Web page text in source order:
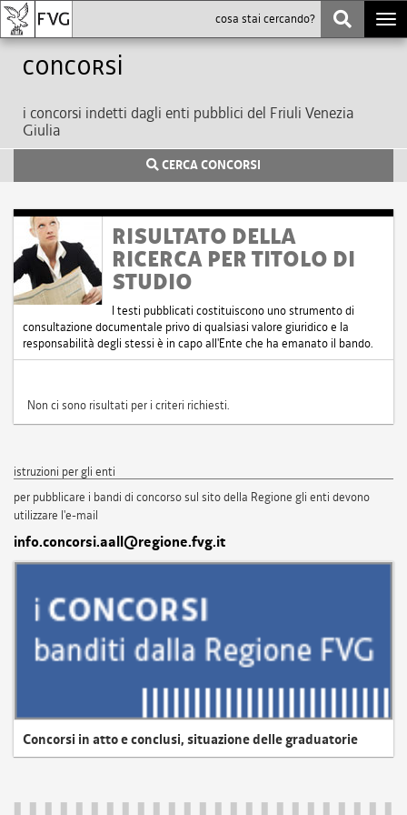
Concorsi
i concorsi indetti dagli enti pubblici del Friuli Venezia
Giulia
CERCA CONCORSI
RISULTATO DELLA
RICERCA PER TITOLO DI
STUDIO
I testi pubblicati costituiscono uno strumento di
consultazione documentale privo di qualsiasi valore giuridico e la
responsabilità degli stessi è in capo all'Ente che ha emanato il bando.
Non ci sono risultati per i criteri richiesti.
istruzioni per gli enti
per pubblicare i bandi di concorso sul sito della Regione gli enti devono
utilizzare l'e-mail
info.concorsi.aall@regione.fvg.it
Concorsi in atto e conclusi, situazione delle graduatorie